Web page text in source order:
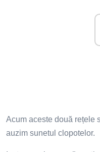
Acum aceste două rețele
auzim sunetul clopotelor.